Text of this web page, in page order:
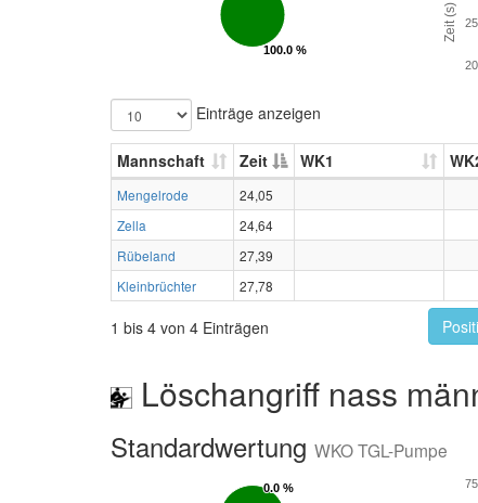
100.0 %
100.0 %
Zeit (s)
20
25
Einträge anzeigen
Mannschaft Zeit WK1
Mengelrode
24,05
Zella
24,64
Rübeland
27,39
Kleinbrüchter
27,78
1 bis 4 von 4 Einträgen
Löschangriff nass
Standardwertung WKO TGL-Pumpe
0.0 %
0.0 % 75